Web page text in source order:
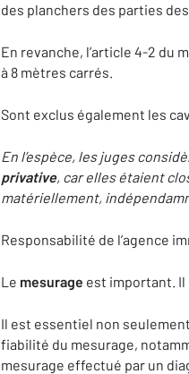
des planchers des parties
En revanche, l’article 4-2 du
à 8 mètres carrés.
Sont exclus également les
En l’espèce, les juges
privative, car elles étaient
matériellement,
Responsabilité de l’agence
Le mesurage est important. Il
Il est essentiel non
fiabilité du mesurage,
mesurage effectué par un